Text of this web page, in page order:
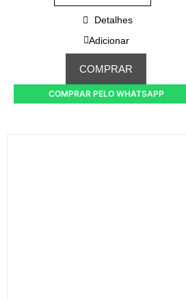
Detalhes
Adicionar
COMPRAR
COMPRAR PELO WHATSAPP